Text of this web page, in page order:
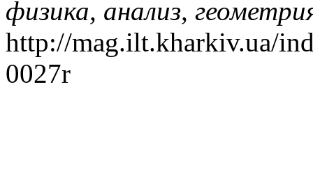
физика, анализ,
http://mag.ilt.kharkiv.ua/
0027r